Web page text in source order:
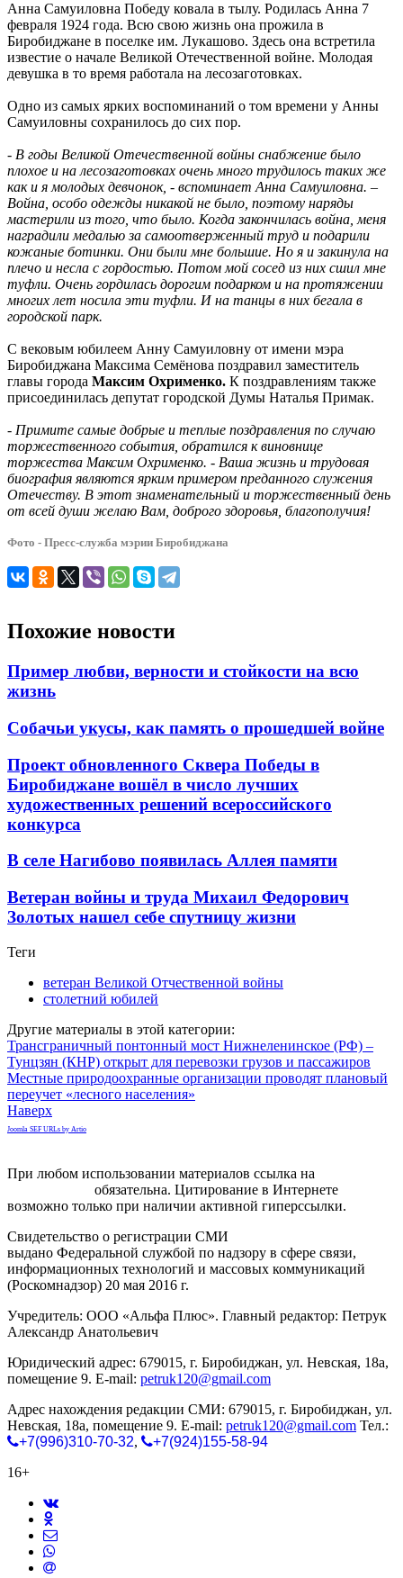
Анна Самуиловна Победу ковала в тылу. Родилась Анна 7
февраля 1924 года. Всю свою жизнь она прожила в
Биробиджане в поселке им. Лукашово. Здесь она встретила
известие о начале Великой Отечественной войне. Молодая
девушка в то время работала на лесозаготовках.
Одно из самых ярких воспоминаний о том времени у Анны
Самуиловны сохранилось до сих пор.
- В годы Великой Отечественной войны снабжение было
плохое и на лесозаготовках очень много трудилось таких же
как и я молодых девчонок, - вспоминает Анна Самуиловна. –
Война, особо одежды никакой не было, поэтому наряды
мастерили из того, что было. Когда закончилась война, меня
наградили медалью за самоотверженный труд и подарили
кожаные ботинки. Они были мне большие. Но я и закинула на
плечо и несла с гордостью. Потом мой сосед из них сшил мне
туфли. Очень гордилась дорогим подарком и на протяжении
многих лет носила эти туфли. И на танцы в них бегала в
городской парк.
С вековым юбилеем Анну Самуиловну от имени мэра
Биробиджана Максима Семёнова поздравил заместитель
главы города Максим Охрименко. К поздравлениям также
присоединилась депутат городской Думы Наталья Примак.
- Примите самые добрые и теплые поздравления по случаю
торжественного события, обратился к виновнице
торжества Максим Охрименко. - Ваша жизнь и трудовая
биография являются ярким примером преданного служения
Отечеству. В этот знаменательный и торжественный день
от всей души желаю Вам, доброго здоровья, благополучия!
Фото - Пресс-служба мэрии Биробиджана
Похожие новости
Пример любви, верности и стойкости на всю
жизнь
Собачьи укусы, как память о прошедшей войне
Проект обновленного Сквера Победы в
Биробиджане вошёл в число лучших
художественных решений всероссийского
конкурса
В селе Нагибово появилась Аллея памяти
Ветеран войны и труда Михаил Федорович
Золотых нашел себе спутницу жизни
Теги
ветеран Великой Отчественной войны
столетний юбилей
Другие материалы в этой категории:
Трансграничный понтонный мост Нижнеленинское (РФ) –
Тунцзян (КНР) открыт для перевозки грузов и пассажиров
Местные природоохранные организации проводят плановый
переучет «лесного населения»
Наверх
Joomla SEF URLs by Artio
При любом использовании материалов ссылка на
обязательна. Цитирование в Интернете
возможно только при наличии активной гиперссылки.
Свидетельство о регистрации СМИ
выдано Федеральной службой по надзору в сфере связи,
информационных технологий и массовых коммуникаций
(Роскомнадзор) 20 мая 2016 г.
Учредитель: ООО «Альфа Плюс». Главный редактор: Петрук
Александр Анатольевич
Юридический адрес: 679015, г. Биробиджан, ул. Невская, 18а,
помещение 9. E-mail: petruk120@gmail.com
Адрес нахождения редакции СМИ: 679015, г. Биробиджан, ул.
Невская, 18а, помещение 9. E-mail: petruk120@gmail.com Тел.:
+7(996)310-70-32,
+7(924)155-58-94
16+